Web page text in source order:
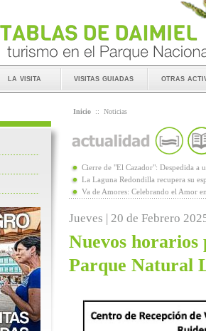
la visita visitas guiadas otras
Inicio :: Noticias
Cierre de "El Cazador": Despedida a
La Laguna Redondilla recupera su
Va de Amores: Celebrando el Amor
Jueves | 20 de Febrero
Nuevos horarios
Parque Natural